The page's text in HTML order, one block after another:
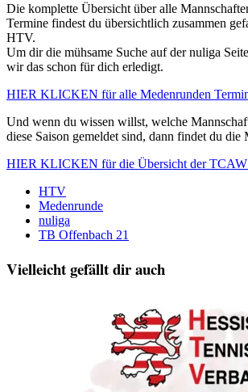
Die komplette Übersicht über alle
Termine findest du übersichtlich zusammen
HTV.
Um dir die mühsame Suche auf der nuliga
wir das schon für dich erledigt.
HIER KLICKEN für alle Medenrunden
Und wenn du wissen willst, welche
diese Saison gemeldet sind, dann findet du die
HIER KLICKEN für die Übersicht der TCAW
HTV
Medenrunde
nuliga
TB Offenbach 21
Vielleicht gefällt dir auch